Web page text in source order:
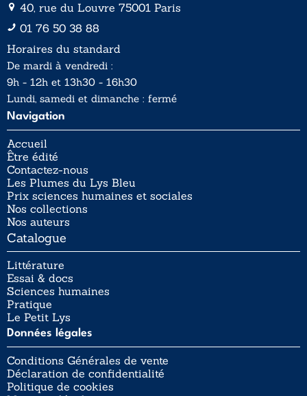
40, rue du Louvre 75001 Paris
01 76 50 38 88
Horaires du standard
De mardi à vendredi :
9h - 12h et 13h30 - 16h30
Lundi, samedi et dimanche : fermé
Navigation
Accueil
Être édité
Contactez-nous
Les Plumes du Lys Bleu
Prix sciences humaines et sociales
Nos collections
Nos auteurs
Catalogue
Littérature
Essai & docs
Sciences humaines
Pratique
Le Petit Lys
Données légales
Conditions Générales de vente
Déclaration de confidentialité
Politique de cookies